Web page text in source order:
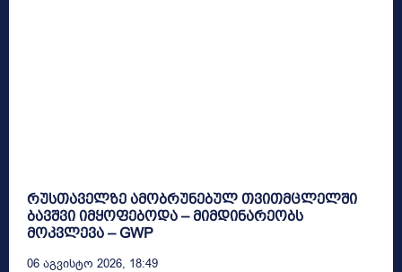
რუსთაველზე ამობრუნებულ თვითმცლელში
ბავშვი იმყოფებოდა – მიმდინარეობს
მოკვლევა – GWP
06 Აგვისტო 2026, 18:49